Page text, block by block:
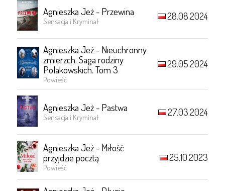
Agnieszka Jeż - Przewina
Sensacja i Kryminał 28.08.2024
Agnieszka Jeż - Nieuchronny
zmierzch. Saga rodziny
Polakowskich. Tom 3
Powieść
29.05.2024
Agnieszka Jeż - Pastwa
Sensacja i Kryminał 27.03.2024
Agnieszka Jeż - Miłość
przyjdzie pocztą
Powieść
25.10.2023